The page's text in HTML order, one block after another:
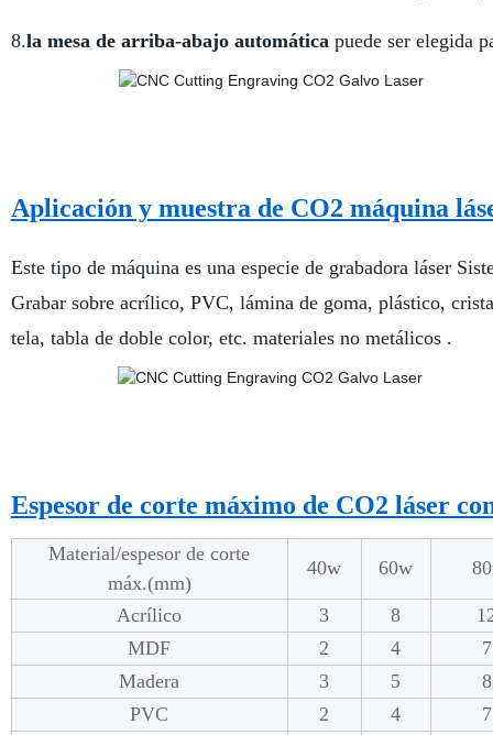
8.la mesa de arriba-abajo automáticapuede ser elegida
Aplicación y muestra de
Este tipo de máquina es una especie de grabadora láser
Grabar sobre acrílico, PVC, lámina de goma, plástico,
tela, tabla de doble color, etc. materiales no metálicos .
Espesor de corte máximo de
Material/espesor de corte
máx.(mm)
40w 60w
Acrílico 3 8
MDF
2 4
7
Madera
3 5
8
PVC
2 4
7